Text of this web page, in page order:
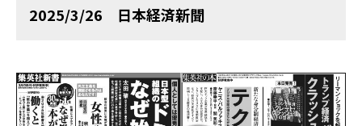
2025/3/26 日本経済新聞